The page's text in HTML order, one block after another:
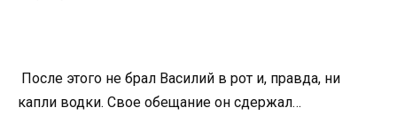
После этого не брал Василий в рот и, правда, ни
капли водки. Свое обещание он сдержал…